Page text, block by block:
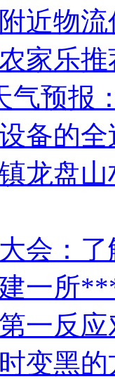
近物
家乐
气预报
备的
龙盘
会：
一所
一反
变黑的